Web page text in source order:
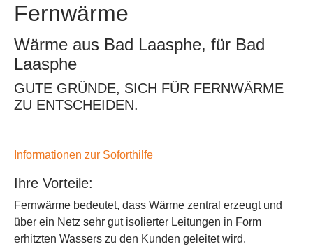
Fernwärme
Wärme aus Bad Laasphe, für Bad
Laasphe
GUTE GRÜNDE, SICH FÜR FERNWÄRME
ZU ENTSCHEIDEN.
Informationen zur Soforthilfe
Ihre Vorteile:
Fernwärme bedeutet, dass Wärme zentral erzeugt und
über ein Netz sehr gut isolierter Leitungen in Form
erhitzten Wassers zu den Kunden geleitet wird.